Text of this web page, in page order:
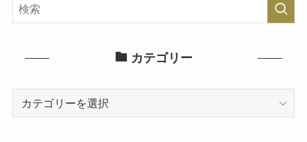
カテゴリー